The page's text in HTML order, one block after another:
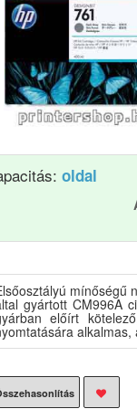
oldal
mínőségű
gyártott CM996A
előírt